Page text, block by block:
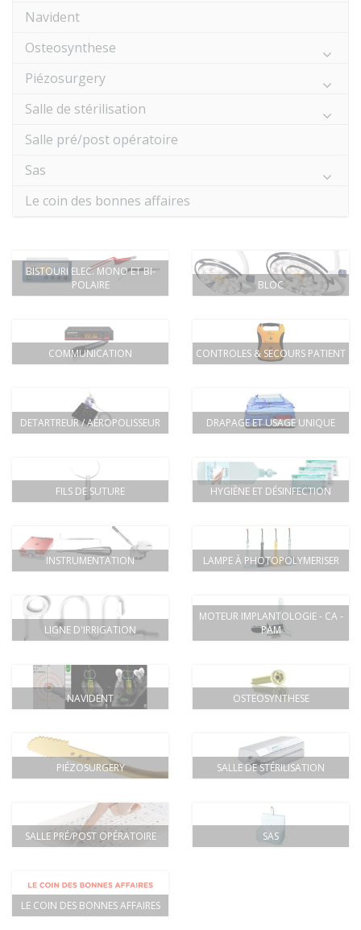
Navident
Osteosynthese
Piézosurgery
Salle de stérilisation
Salle pré/post opératoire
Sas
Le coin des bonnes affaires
BISTOURI ELEC. MONO ET BI-
POLAIRE
BLOC
COMMUNICATION CONTROLES & SECOURS PATIENT
DETARTREUR / AÉROPOLISSEUR DRAPAGE ET USAGE UNIQUE
FILS DE SUTURE HYGIÈNE ET DÉSINFECTION
INSTRUMENTATION LAMPE À PHOTOPOLYMERISER
LIGNE D'IRRIGATION
MOTEUR IMPLANTOLOGIE - CA -
PAM
NAVIDENT OSTEOSYNTHESE
PIÉZOSURGERY SALLE DE STÉRILISATION
SALLE PRÉ/POST OPÉRATOIRE SAS
LE COIN DES BONNES AFFAIRES